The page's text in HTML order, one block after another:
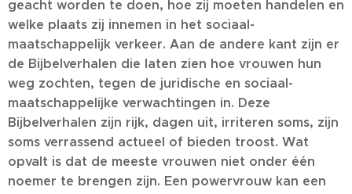
geacht worden te doen, hoe zij moeten handelen en
welke plaats zij innemen in het sociaal-
maatschappelijk verkeer. Aan de andere kant zijn er
de Bijbelverhalen die laten zien hoe vrouwen hun
weg zochten, tegen de juridische en sociaal-
maatschappelijke verwachtingen in. Deze
Bijbelverhalen zijn rijk, dagen uit, irriteren soms, zijn
soms verrassend actueel of bieden troost. Wat
opvalt is dat de meeste vrouwen niet onder één
noemer te brengen zijn. Een powervrouw kan een